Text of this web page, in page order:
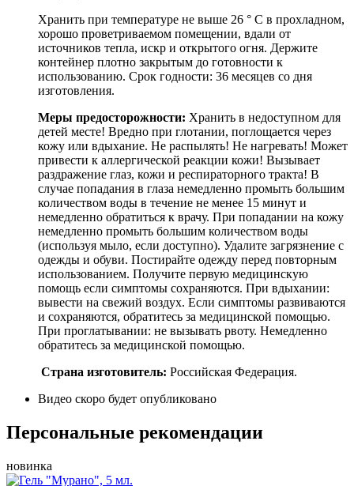
Хранить при температуре не выше 26 ° C в прохладном,
хорошо проветриваемом помещении, вдали от
источников тепла, искр и открытого огня. Держите
контейнер плотно закрытым до готовности к
использованию. Срок годности: 36 месяцев со дня
изготовления.
Меры предосторожности: Хранить в недоступном для
детей месте! Вредно при глотании, поглощается через
кожу или вдыхание. Не распылять! Не нагревать! Может
привести к аллергической реакции кожи! Вызывает
раздражение глаз, кожи и респираторного тракта! В
случае попадания в глаза немедленно промыть большим
количеством воды в течение не менее 15 минут и
немедленно обратиться к врачу. При попадании на кожу
немедленно промыть большим количеством воды
(используя мыло, если доступно). Удалите загрязнение с
одежды и обуви. Постирайте одежду перед повторным
использованием. Получите первую медицинскую
помощь если симптомы сохраняются. При вдыхании:
вывести на свежий воздух. Если симптомы развиваются
и сохраняются, обратитесь за медицинской помощью.
При проглатывании: не вызывать рвоту. Немедленно
обратитесь за медицинской помощью.
Страна изготовитель: Российская Федерация.
Видео скоро будет опубликовано
Персональные рекомендации
новинка